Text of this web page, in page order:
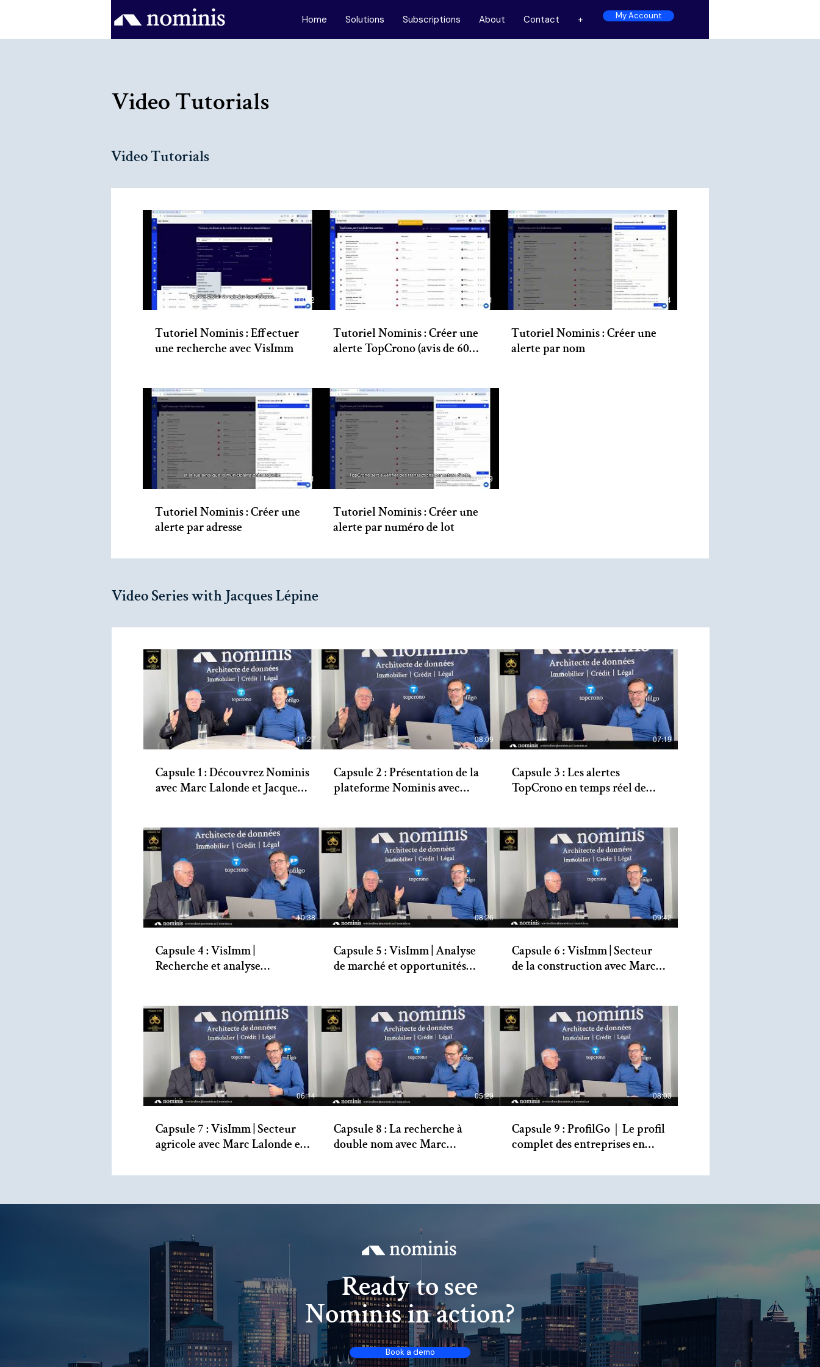
Home Solutions Subscriptions About Contact + My Account
Video Tutorials
Video Tutorials
03:02
Tutoriel Nominis : Effectuer
une recherche avec VisImm
01:21
Tutoriel Nominis : Créer une
alerte TopCrono (avis de 60
01:54
Tutoriel Nominis : Créer une
alerte par nom
01:21
Tutoriel Nominis : Créer une
alerte par adresse
00:49
Tutoriel Nominis : Créer une
alerte par numéro de lot
Video Series with Jacques Lépine
11:27
Capsule 1 : Découvrez Nominis
avec Marc Lalonde et Jacques
08:09
Capsule 2 : Présentation de la
plateforme Nominis avec
07:19
Capsule 3 : Les alertes
TopCrono en temps réel de
10:38
Capsule 4 : VisImm |
Recherche et analyse
08:26
Capsule 5 : VisImm | Analyse
de marché et opportunités
09:42
Capsule 6 : VisImm | Secteur
de la construction avec Marc
06:14
Capsule 7 : VisImm | Secteur
agricole avec Marc Lalonde et
05:29
Capsule 8 : La recherche à
double nom avec Marc
08:03
Capsule 9 : ProfilGo｜Le profil
complet des entreprises en
Jacques Lépine
Ready to see
Nominis in action?
Book a demo